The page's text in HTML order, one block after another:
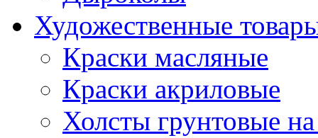
Художественные
Краски масляные
Краски акриловые
Холсты грунтовые